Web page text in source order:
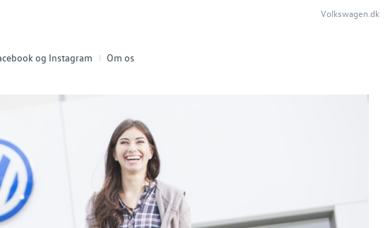
og Instagram Om os
Volkswagen.dk